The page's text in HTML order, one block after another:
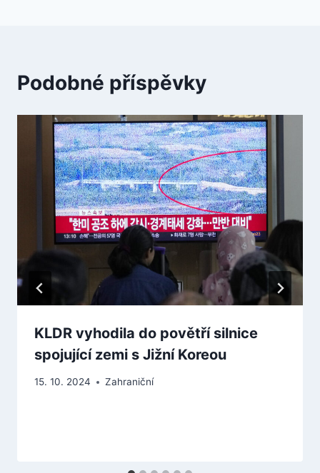
Podobné příspěvky
KLDR vyhodila do povětří silnice
spojující zemi s Jižní Koreou
15. 10. 2024 Zahraniční